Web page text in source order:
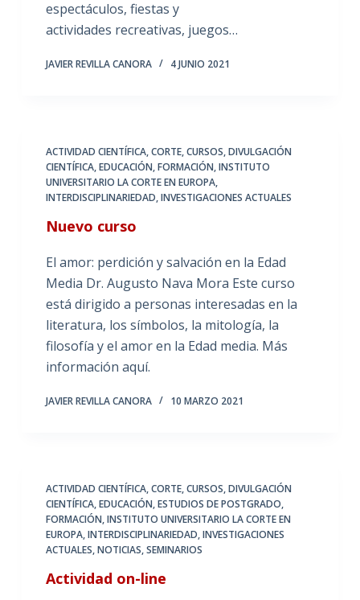
espectáculos, fiestas y
actividades recreativas, juegos…
JAVIER REVILLA CANORA 4 JUNIO 2021
ACTIVIDAD CIENTÍFICA,CORTE,CURSOS,DIVULGACIÓN
CIENTÍFICA,EDUCACIÓN,FORMACIÓN,INSTITUTO
UNIVERSITARIO LA CORTE EN EUROPA,
INTERDISCIPLINARIEDAD,INVESTIGACIONES ACTUALES
Nuevo curso
El amor: perdición y salvación en la Edad
Media Dr. Augusto Nava Mora Este curso
está dirigido a personas interesadas en la
literatura, los símbolos, la mitología, la
filosofía y el amor en la Edad media. Más
información aquí.
JAVIER REVILLA CANORA 10 MARZO 2021
ACTIVIDAD CIENTÍFICA,CORTE,CURSOS,DIVULGACIÓN
CIENTÍFICA,EDUCACIÓN,ESTUDIOS DE POSTGRADO,
FORMACIÓN,INSTITUTO UNIVERSITARIO LA CORTE EN
EUROPA,INTERDISCIPLINARIEDAD,INVESTIGACIONES
ACTUALES,NOTICIAS,SEMINARIOS
Actividad on-line